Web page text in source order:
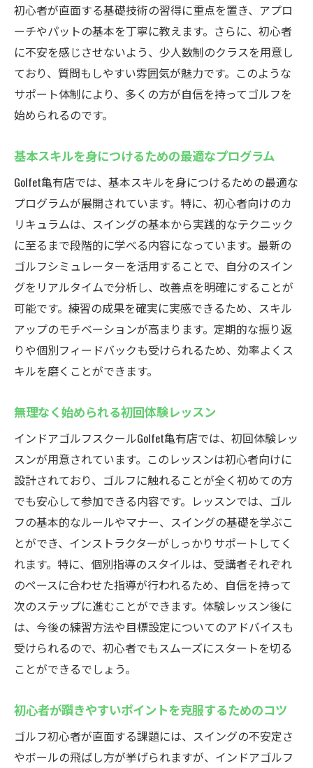
初心者も安心のレンタル用具の品質
手ぶらで通えることのメリット
リラックスしてゴルフを楽しむ方法
仕事帰りにゴルフを楽しもう！Golfet亀有店のア
クセスと設備
亀有駅から徒歩2分の便利な立地
仕事帰りに立ち寄れる時間設定
疲れを癒す充実した施設設備
忙しい日常の中でリフレッシュする方法
仕事のストレスを解消するゴルフの魅力
施設内カフェでのリラックスタイム
最新シミュレーター完備！インドアゴルフスク
ールGolfet亀有店の実力
最新技術を駆使したゴルフシミュレーター
リアルなコース体験が可能なシミュレータ
ー
スイング解析によるスキル向上の秘密
シミュレーターを使った効果的な練習方法
データを活用したパーソナライズドレッス
ン
ゴルフ愛好者に支持される理由
個別指導でスキルアップ！Golfet亀有店の効果的
なレッスン方法
個別指導のメリットと効果
自分だけのカリキュラムで上達
コーチのフィードバックを活用する方法
短期間での上達を実感するためのステップ
スキルレベルに応じた指導法
個別レッスンで目指すゴルフ目標の達成
その価値
月額プランの魅力的な内容
定額制がもたらす学習効果の向上
初心者が直面する基礎技術の習得に重点を置き、アプロ
ーチやパットの基本を丁寧に教えます。さらに、初心者
に不安を感じさせないよう、少人数制のクラスを用意し
ており、質問もしやすい雰囲気が魅力です。このような
サポート体制により、多くの方が自信を持ってゴルフを
始められるのです。
基本スキルを身につけるための最適なプログラム
Golfet亀有店では、基本スキルを身につけるための最適な
プログラムが展開されています。特に、初心者向けのカ
リキュラムは、スイングの基本から実践的なテクニック
に至るまで段階的に学べる内容になっています。最新の
ゴルフシミュレーターを活用することで、自分のスイン
グをリアルタイムで分析し、改善点を明確にすることが
可能です。練習の成果を確実に実感できるため、スキル
アップのモチベーションが高まります。定期的な振り返
りや個別フィードバックも受けられるため、効率よくス
キルを磨くことができます。
無理なく始められる初回体験レッスン
インドアゴルフスクールGolfet亀有店では、初回体験レッ
スンが用意されています。このレッスンは初心者向けに
設計されており、ゴルフに触れることが全く初めての方
でも安心して参加できる内容です。レッスンでは、ゴル
フの基本的なルールやマナー、スイングの基礎を学ぶこ
とができ、インストラクターがしっかりサポートしてく
れます。特に、個別指導のスタイルは、受講者それぞれ
のペースに合わせた指導が行われるため、自信を持って
次のステップに進むことができます。体験レッスン後に
は、今後の練習方法や目標設定についてのアドバイスも
受けられるので、初心者でもスムーズにスタートを切る
ことができるでしょう。
初心者が躓きやすいポイントを克服するためのコツ
ゴルフ初心者が直面する課題には、スイングの不安定さ
やボールの飛ばし方が挙げられますが、インドアゴルフ